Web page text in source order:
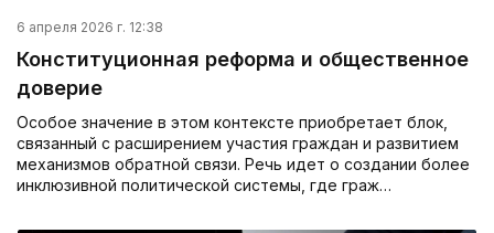
6 апреля 2026 г. 12:38
Конституционная реформа и общественное
доверие
Особое значение в этом контексте приобретает блок,
связанный с расширением участия граждан и развитием
механизмов обратной связи. Речь идет о создании более
инклюзивной политической системы, где граж…